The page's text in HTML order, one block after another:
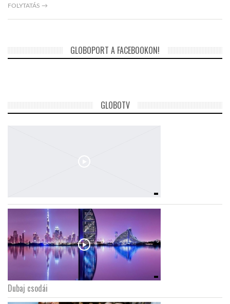
GLOBOTV BP
GLOBOTV
GLOBOZSARU
DOBRAVERO.HU
LATIMO.HU
FOLYTATÁS →
GLOBOPORT A FACEBOOKON!
GLOBOTV
Dubaj csodái